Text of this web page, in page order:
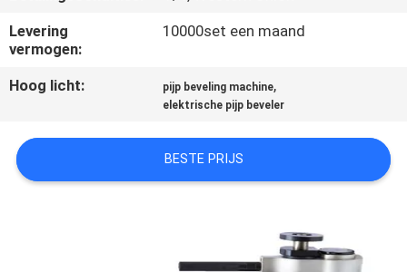
PRIVACYBELEID
Levering
vermogen:
10000set een maand
Hoog licht: pijp beveling machine,
elektrische pijp beveler
BESTE PRIJS